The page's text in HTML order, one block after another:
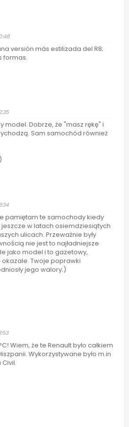
versión más estilizada del R8;
formas.
model. Dobrze, że "masz rękę" i
Sam samochód również
pamiętam te samochody kiedy
jeszcze w latach osiemdziesiątych
ulicach. Przeważnie były
nie jest to najładniejsze
jako model i to gazetowy,
Twoje poprawki
jego walory;)
Wiem, że te Renault było całkiem
Wykorzystywane było m.in